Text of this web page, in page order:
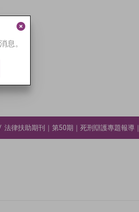
息。
閉
視
法律扶助期刊｜第50期｜死刑辯護專題報